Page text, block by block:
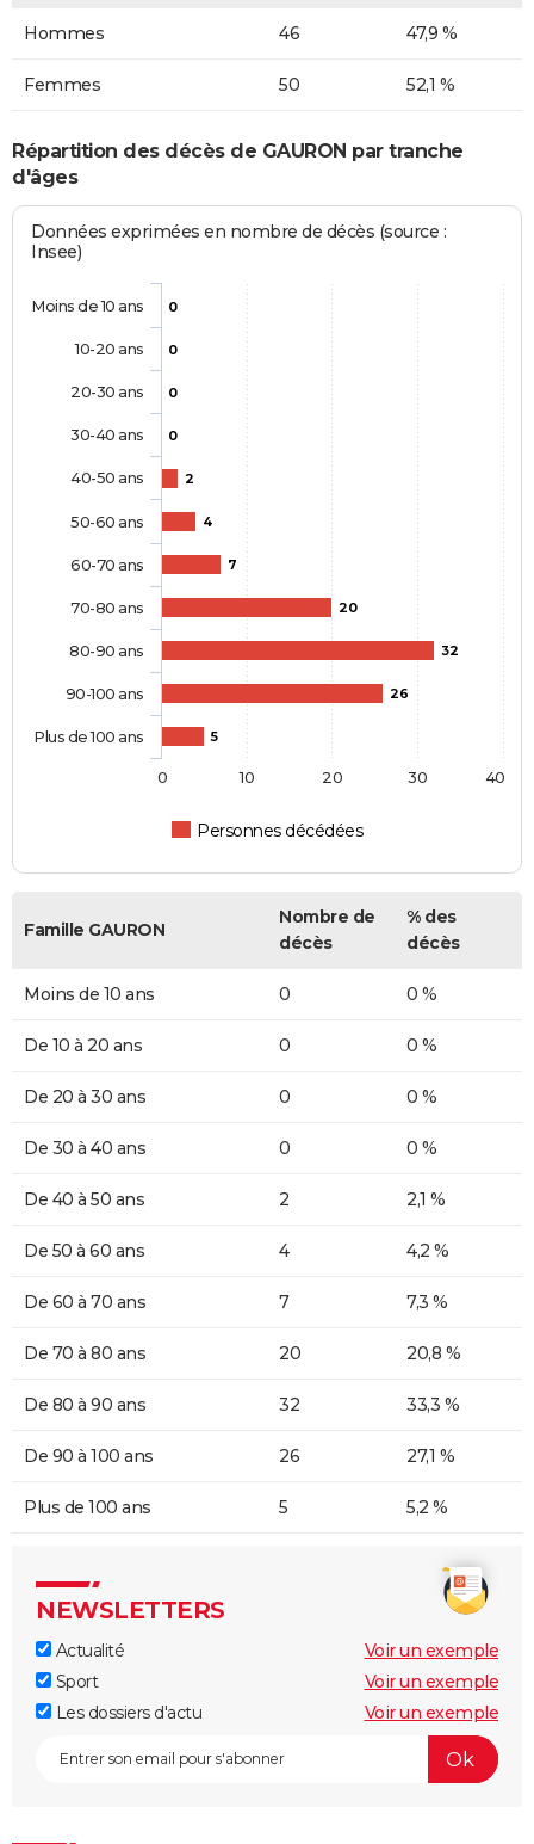
Hommes 46 47,9 %
Femmes 50 52,1 %
Répartition des décès de GAURON par tranche
d'âges
Données exprimées en nombre de décès (source :
Insee)
0
0
0
0
2
4
7
20
32
26
5
Personnes décédées
Moins de 10 ans
10-20 ans
20-30 ans
30-40 ans
40-50 ans
50-60 ans
60-70 ans
70-80 ans
80-90 ans
90-100 ans
Plus de 100 ans
0 10 20 30 40
Famille GAURON
Nombre de
décès
% des
décès
Moins de 10 ans 0 0 %
De 10 à 20 ans 0 0 %
De 20 à 30 ans 0 0 %
De 30 à 40 ans 0 0 %
De 40 à 50 ans 2 2,1 %
De 50 à 60 ans 4 4,2 %
De 60 à 70 ans 7 7,3 %
De 70 à 80 ans 20 20,8 %
De 80 à 90 ans 32 33,3 %
De 90 à 100 ans 26 27,1 %
Plus de 100 ans 5 5,2 %
NEWSLETTERS
Actualité
Voir un exemple
Sport
Voir un exemple
Les dossiers d'actu
Voir un exemple